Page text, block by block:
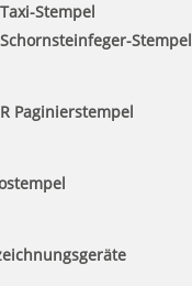
Taxi-Stempel
Schornsteinfeger-Stempel
Paginierstempel